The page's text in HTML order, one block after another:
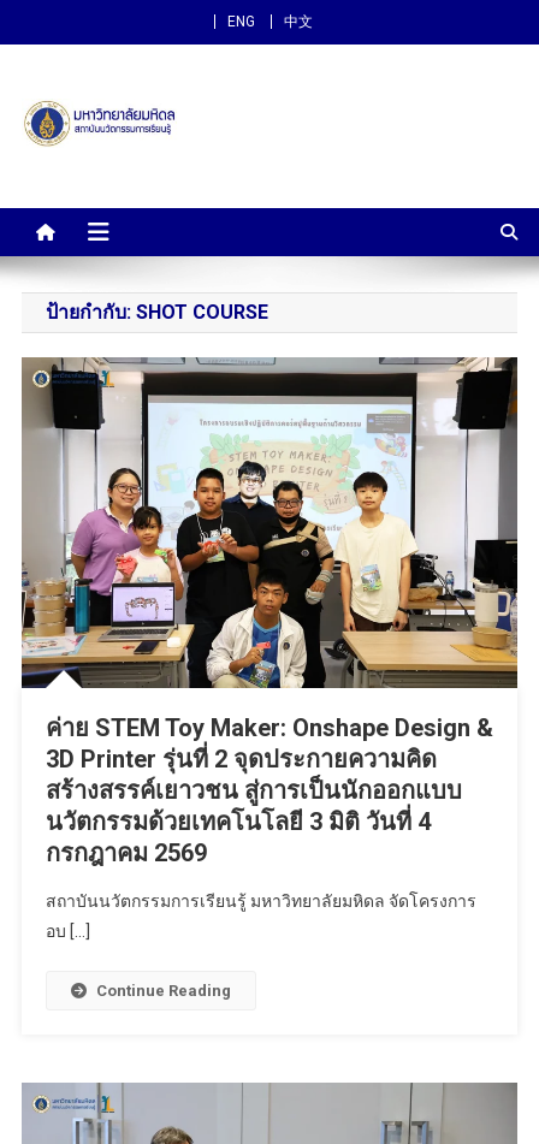
ENG 中文
สถาบันนวัตกรรมการเรียนรู้
ป้ายกำกับ: SHOT COURSE
ค่าย STEM Toy Maker: Onshape Design &
3D Printer รุ่นที่ 2 จุดประกายความคิด
สร้างสรรค์เยาวชน สู่การเป็นนักออกแบบ
นวัตกรรมด้วยเทคโนโลยี 3 มิติ วันที่ 4
กรกฎาคม 2569
สถาบันนวัตกรรมการเรียนรู้ มหาวิทยาลัยมหิดล จัดโครงการ
อบ […]
Continue Reading